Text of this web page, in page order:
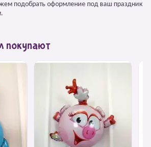
подобрать оформление под ваш праздник
покупают